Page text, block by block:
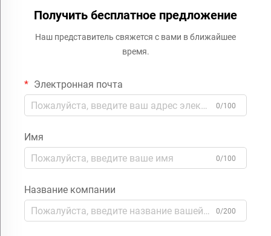
Получить бесплатное предложение
Наш представитель свяжется с вами в ближайшее
время.
Электронная почта
0/100
Имя
0/100
Название компании
0/200